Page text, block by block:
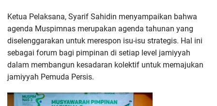
Ketua Pelaksana, Syarif Sahidin menyampaikan bahwa
agenda Muspimnas merupakan agenda tahunan yang
diselenggarakan untuk merespon isu-isu strategis. Hal ini
sebagai forum bagi pimpinan di setiap level jamiyyah
dalam membangun kesadaran kolektif untuk memajukan
jamiyyah Pemuda Persis.